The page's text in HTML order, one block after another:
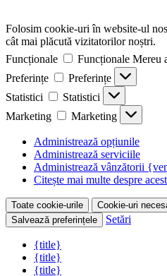
Folosim cookie-uri în website-ul
cât mai plăcută vizitatorilor noștri.
Funcționale
Funcționale Mereu
Preferințe
Preferințe
Statistici
Statistici
Marketing
Marketing
Administrează opțiunile
Administrează serviciile
Administrează vânzătorii
Citește mai multe despre
Toate cookie-urile Cookie-uri
Salvează preferințele
Setări
{title}
{title}
{title}